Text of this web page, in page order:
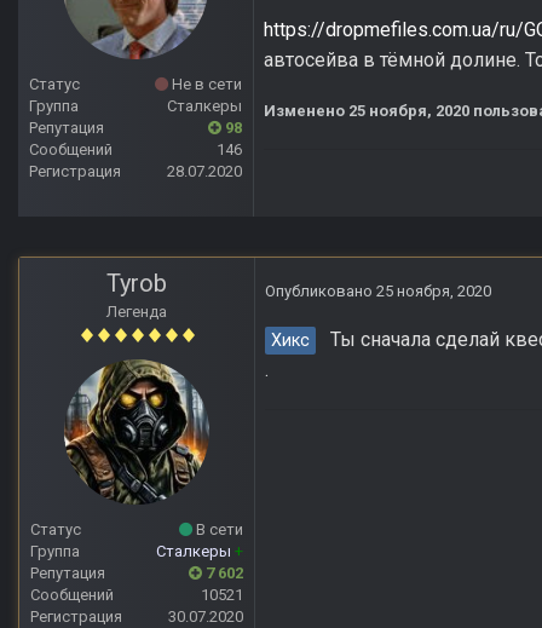
Статус
Не в сети
Группа
Сталкеры
Репутация
98
Сообщений
146
Регистрация
28.07.2020
https://dropmefiles.com.ua/ru/
автосейва в тёмной долине.
Изменено 25 ноября, 2020
Tyrob
Легенда
Статус
В сети
Группа
Сталкеры +
Репутация
7 602
Сообщений
10521
Регистрация
30.07.2020
Опубликовано 25 ноября, 2020
Хикс
Ты сначала сделай
.